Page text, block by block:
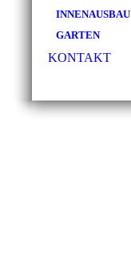
INNENAUSBAU
GARTEN
KONTAKT